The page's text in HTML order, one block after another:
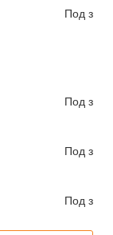
Под
Под
Под
Под